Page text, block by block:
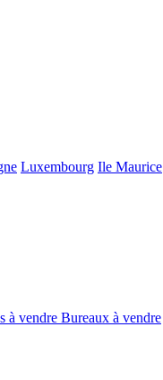
Luxembourg Ile Maurice
à vendre Bureaux à vendre